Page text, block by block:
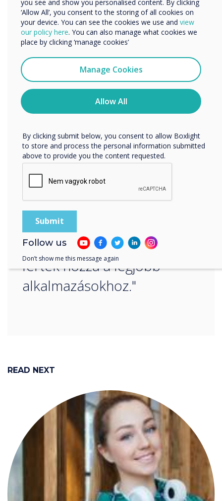
READ NEXT
“
A fő ok, amiért
a készülékünkre, az volt,
hogy bár a tanárok
szerettek volna
alkalmazásokat oktatási
segédeszközként használni,
nem tudták, mert nem
fértek hozzá a legjobb
alkalmazásokhoz."
you see and show you personalised content. By clicking
‘Allow All’, you consent to the storing of all cookies on
your device. You can see the cookies we use and view
our policy here. You can also manage what cookies we
place by clicking ‘manage cookies’
Manage Cookies
Allow All
We would like to contact you about our products and
services by email, phone, or post.
You may unsubscribe from these communications at any
time. For more information on how to unsubscribe, our
privacy practices, and how we are committed to
protecting and respecting your privacy, please review our
By clicking submit below, you consent to allow Boxlight
to store and process the personal information submitted
above to provide you the content requested.
Follow us
Don’t show me this message again